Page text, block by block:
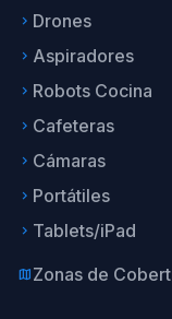
keyboard_arrow_right Drones
keyboard_arrow_right Aspiradores
keyboard_arrow_right Robots Cocina
keyboard_arrow_right Cafeteras
keyboard_arrow_right Cámaras
keyboard_arrow_right Portátiles
keyboard_arrow_right Tablets/iPad
mapZonas de